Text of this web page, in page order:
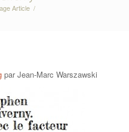
Article /
par Jean-Marc Warszawski